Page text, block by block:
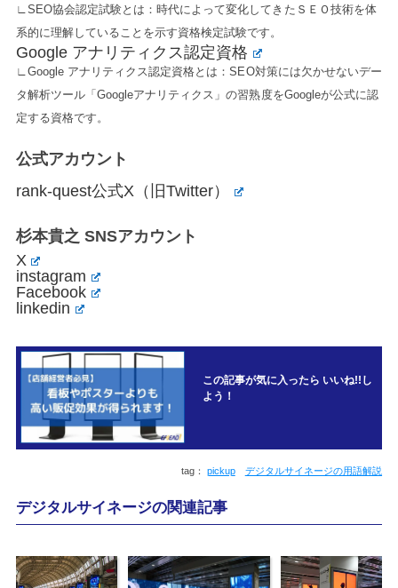
∟SEO協会認定試験とは：時代によって変化してきたＳＥＯ技術を体
系的に理解していることを示す資格検定試験です。
Google アナリティクス認定資格
∟Google アナリティクス認定資格とは：SEO対策には欠かせないデー
タ解析ツール「Googleアナリティクス」の習熟度をGoogleが公式に認
定する資格です。
公式アカウント
rank-quest公式X（旧Twitter）
杉本貴之 SNSアカウント
X
instagram
Facebook
linkedin
この記事が気に入ったら いいね!!し
よう！
pickup デジタルサイネージの用語解説
デジタルサイネージの関連記事